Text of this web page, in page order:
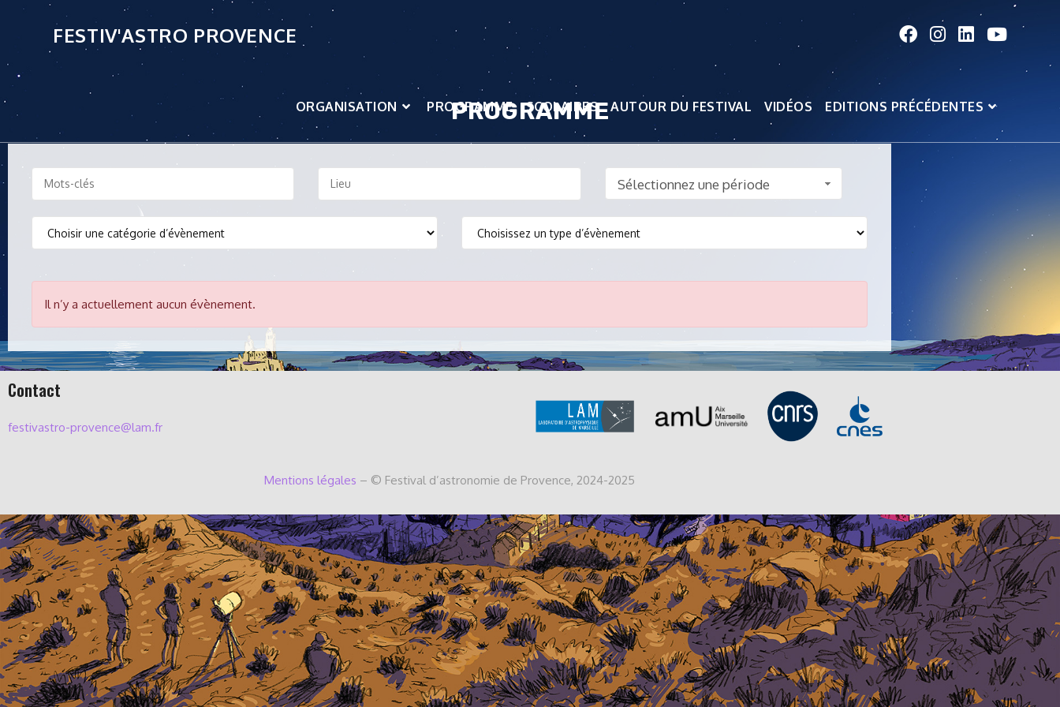
FESTIV'ASTRO PROVENCE
ORGANISATION PROGRAMME SCOLAIRES AUTOUR DU FESTIVAL VIDÉOS EDITIONS PRÉCÉDENTES
PROGRAMME
Sélectionnez une période
Il n’y a actuellement aucun évènement.
Contact
festivastro-provence@lam.fr
Mentions légales – © Festival d’astronomie de Provence, 2024-2025